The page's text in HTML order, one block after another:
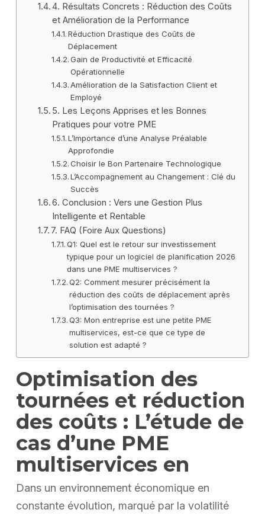
4. Résultats Concrets : Réduction des Coûts
et Amélioration de la Performance
Réduction Drastique des Coûts de
Déplacement
Gain de Productivité et Efficacité
Opérationnelle
Amélioration de la Satisfaction Client et
Employé
5. Les Leçons Apprises et les Bonnes
Pratiques pour votre PME
L’Importance d’une Analyse Préalable
Approfondie
Choisir le Bon Partenaire Technologique
L’Accompagnement au Changement : Clé du
Succès
6. Conclusion : Vers une Gestion Plus
Intelligente et Rentable
7. FAQ (Foire Aux Questions)
Q1: Quel est le retour sur investissement
typique pour un logiciel de planification 2026
dans une PME multiservices ?
Q2: Comment mesurer précisément la
réduction des coûts de déplacement après
l’optimisation des tournées ?
Q3: Mon entreprise est une petite PME
multiservices, est-ce que ce type de
solution est adapté ?
Optimisation des
tournées et réduction
des coûts : L’étude de
cas d’une PME
multiservices en
Dans un environnement économique en
constante évolution, marqué par la volatilité